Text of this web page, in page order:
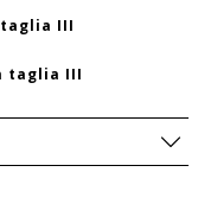
III
taglia III